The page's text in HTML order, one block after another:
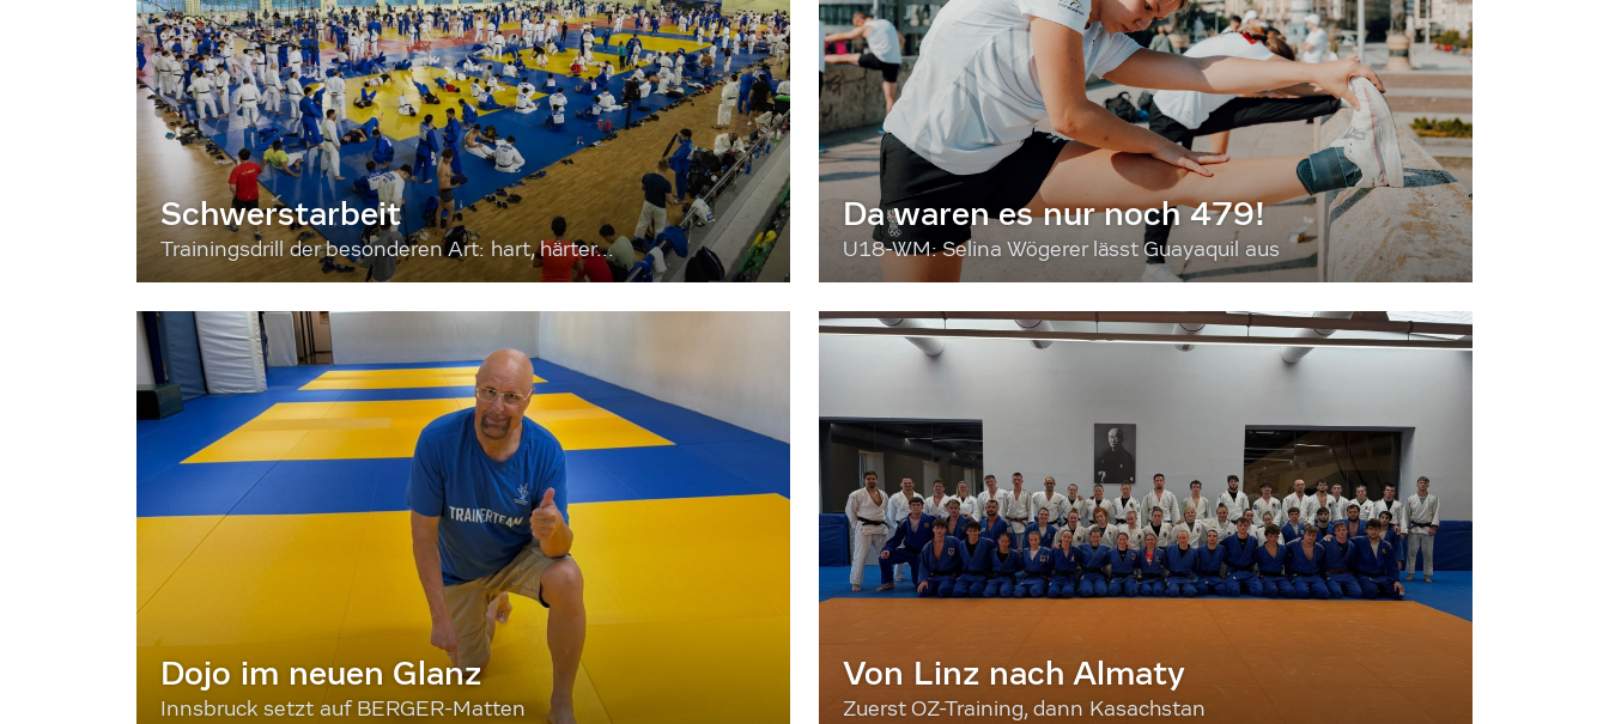
Schwerstarbeit
Trainingsdrill der besonderen Art: hart, härter...
Da waren es nur noch 479!
U18-WM: Selina Wögerer lässt Guayaquil aus
Dojo im neuen Glanz
Innsbruck setzt auf BERGER-Matten
Von Linz nach Almaty
Zuerst OZ-Training, dann Kasachstan